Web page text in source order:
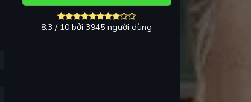
8.3 / 10 bởi 3945 người dùng